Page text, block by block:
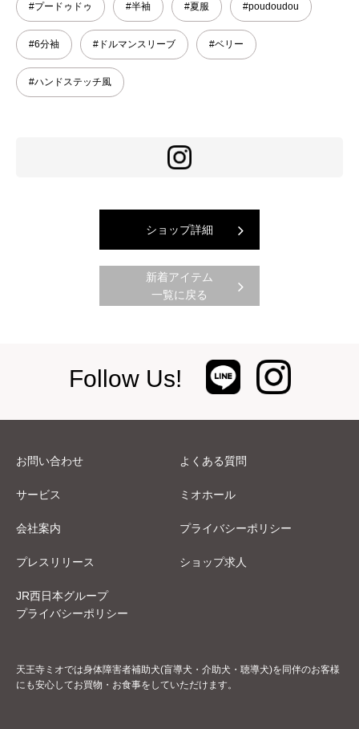
#プードゥドゥ #半袖 #夏服 #poudoudou
#6分袖 #ドルマンスリーブ #ベリー
#ハンドステッチ風
ショップ詳細
新着アイテム
一覧に戻る
Follow Us!
お問い合わせ よくある質問
サービス ミオホール
会社案内 プライバシーポリシー
プレスリリース ショップ求人
JR西日本グループ
プライバシーポリシー
天王寺ミオでは身体障害者補助犬(盲導犬・介助犬・聴導犬)を同伴のお客様
にも安心してお買物・お食事をしていただけます。